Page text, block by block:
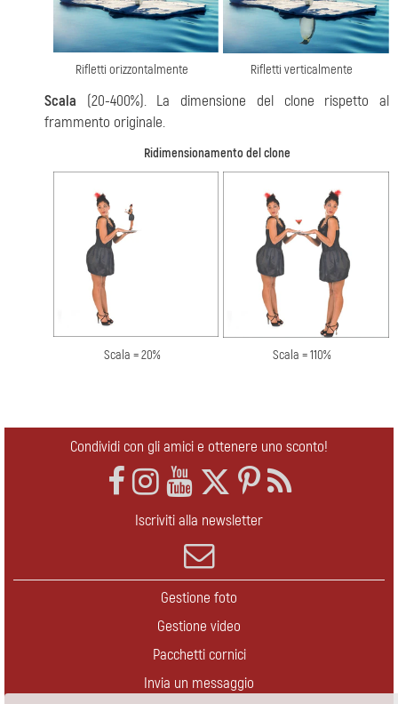
Rifletti orizzontalmente Rifletti verticalmente
Scala (20-400%). La dimensione del clone rispetto al
frammento originale.
Ridimensionamento del clone
Scala = 20% Scala = 110%
Condividi con gli amici e ottenere uno sconto!
Iscriviti alla newsletter
Gestione foto
Gestione video
Pacchetti cornici
Invia un messaggio